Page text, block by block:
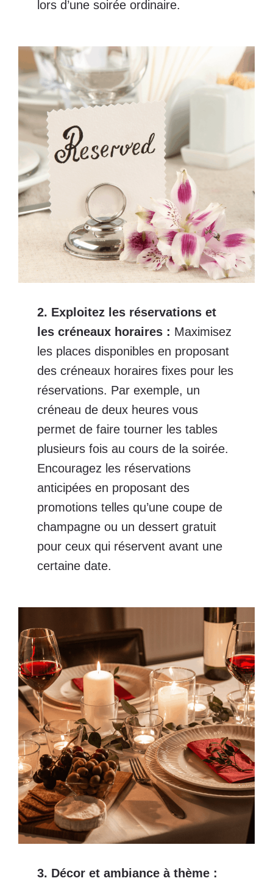
lors d’une soirée ordinaire.
2. Exploitez les réservations et
les créneaux horaires : Maximisez
les places disponibles en proposant
des créneaux horaires fixes pour les
réservations. Par exemple, un
créneau de deux heures vous
permet de faire tourner les tables
plusieurs fois au cours de la soirée.
Encouragez les réservations
anticipées en proposant des
promotions telles qu’une coupe de
champagne ou un dessert gratuit
pour ceux qui réservent avant une
certaine date.
3. Décor et ambiance à thème :